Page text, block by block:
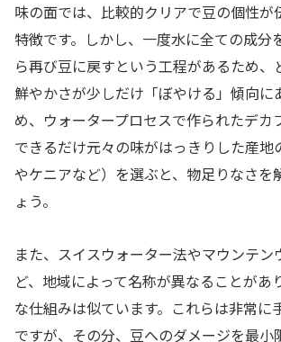
味の面では、比較的クリアで豆の個性が
特徴です。しかし、一度水に全ての成分
ら再び豆に戻すという工程があるため、
鮮やかさが少しだけ「ぼやける」傾向に
め、ウォータープロセスで作られたデカ
できるだけ元々の味がはっきりした産地
やケニアなど）を選ぶと、物足りなさを
ょう。
また、スイスウォーター法やマウンテン
ど、地域によって名称が異なることがあ
な仕組みは似ています。これらは非常に
ですが、その分、豆へのダメージを最小